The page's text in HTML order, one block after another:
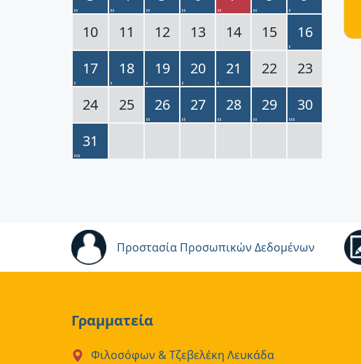
10
11 12 13 14 15
16
17
18 19 20 21 22
23
24
25 26 27 28 29
30
31
Προστασία Προσωπικών Δεδομένων
Γραμματεία
Φιλοσόφων & Τζεβελέκη Λευκάδα